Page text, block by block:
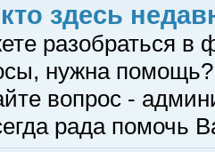
здесь
разобраться в
нужна помощь?
вопрос -
рада помочь